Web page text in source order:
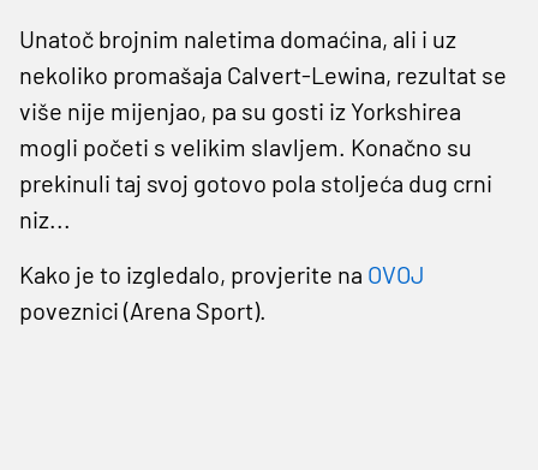
Unatoč brojnim naletima domaćina, ali i uz
nekoliko promašaja Calvert-Lewina, rezultat se
više nije mijenjao, pa su gosti iz Yorkshirea
mogli početi s velikim slavljem. Konačno su
prekinuli taj svoj gotovo pola stoljeća dug crni
niz...
Kako je to izgledalo, provjerite na OVOJ
poveznici (Arena Sport).